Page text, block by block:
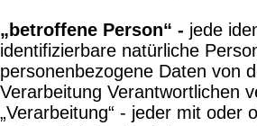
„betroffene Person“ - jede
identifizierbare natürliche
personenbezogene Daten von
Verarbeitung Verantwortlichen
„Verarbeitung“ - jeder mit oder